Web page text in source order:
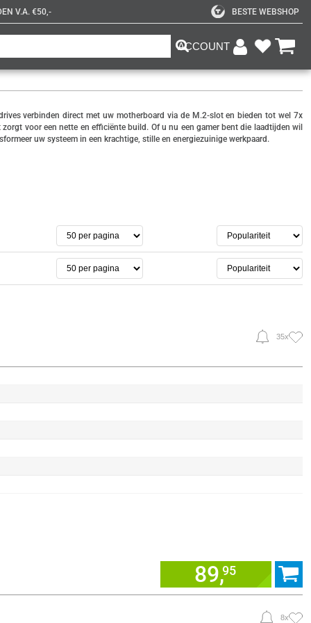
V.A. €50,- BESTE WEBSHOP
ACCOUNT
35x
89,95
8x
verbinden direct met uw motherboard via de M.2-slot en bieden tot wel 7x
voor een nette en efficiënte build. Of u nu een gamer bent die laadtijden wil
uw systeem in een krachtige, stille en energiezuinige werkpaard.